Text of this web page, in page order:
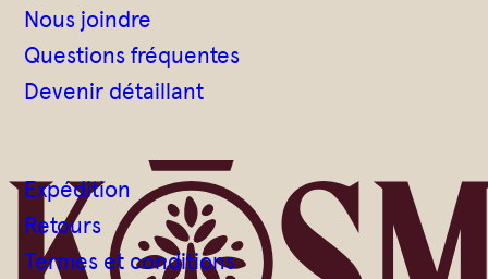
Nous joindre
Questions fréquentes
Devenir détaillant
Expédition
Retours
Termes et conditions